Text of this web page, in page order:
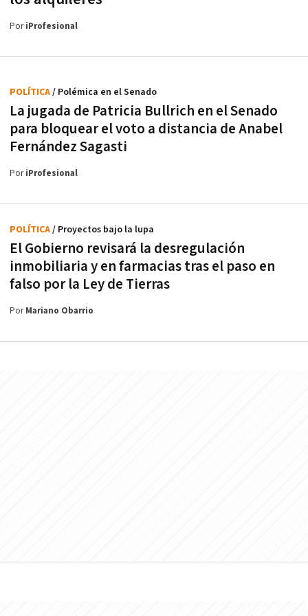
PoriProfesional
La jugada de Patricia Bullrich en el Senado
para bloquear el voto a distancia de Anabel
Fernández Sagasti
POLÍTICA/ Polémica en el Senado
PoriProfesional
El Gobierno revisará la desregulación
inmobiliaria y en farmacias tras el paso en
falso por la Ley de Tierras
POLÍTICA/ Proyectos bajo la lupa
PorMariano Obarrio